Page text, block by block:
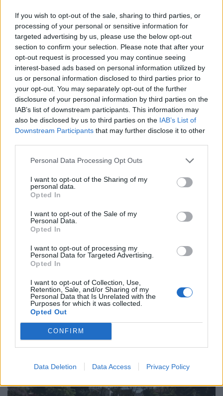
If you wish to opt-out of the sale, sharing to third parties, or
processing of your personal or sensitive information for
targeted advertising by us, please use the below opt-out
section to confirm your selection. Please note that after your
opt-out request is processed you may continue seeing
interest-based ads based on personal information utilized by
us or personal information disclosed to third parties prior to
your opt-out. You may separately opt-out of the further
disclosure of your personal information by third parties on the
IAB’s list of downstream participants. This information may
also be disclosed by us to third parties on the IAB’s List of
Downstream Participants that may further disclose it to other
Personal Data Processing Opt Outs
I want to opt-out of the Sharing of my
personal data.
Opted In
I want to opt-out of the Sale of my
Personal Data.
Opted In
I want to opt-out of processing my
Personal Data for Targeted Advertising.
Opted In
I want to opt-out of Collection, Use,
Retention, Sale, and/or Sharing of my
Personal Data that Is Unrelated with the
Purposes for which it was collected.
Opted Out
CONFIRM
Data Deletion Data Access Privacy Policy
6/08/2026
DOURO BRIDGES ESTREIA-SE NO CIRCUITO LUSO-
NADADORES
6/08/2026
RADARES DE VELOCIDADE | PORTO | AGOSTO 2026